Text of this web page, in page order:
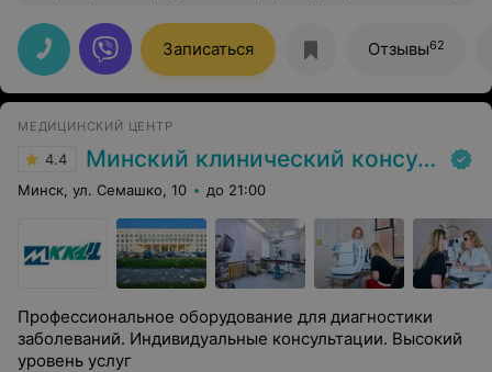
немаловажно, приятный человек. Сама процедура
проверки зрения прошла довольно быстро и само
собой безопасно, на месте заказал линзы
Записаться Отзывы62
МЕДИЦИНСКИЙ ЦЕНТР
4.4 Минский клинический консультативно-диагностический центр
Минск, ул. Семашко, 10 до 21:00
Профессиональное оборудование для диагностики
заболеваний. Индивидуальные консультации. Высокий
уровень услуг